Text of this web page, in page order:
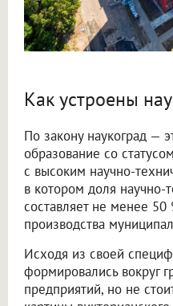
Как устроены
По закону наукоград —
образование со
с высоким научно-
в котором доля научно-
составляет не менее
производства
Исходя из своей
формировались вокруг
предприятий, но не